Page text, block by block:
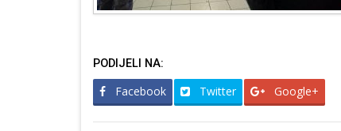
PODIJELI NA:
Facebook Twitter Google+